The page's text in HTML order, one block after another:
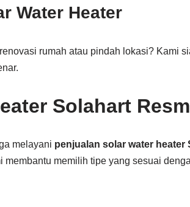
Water Heater
rumah atau pindah lokasi? Kami
Solahart
melayani penjualan solar water heater
memilih tipe yang sesuai